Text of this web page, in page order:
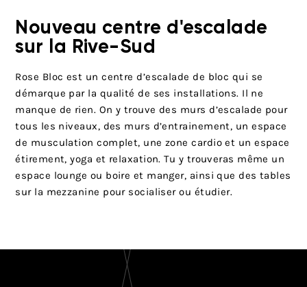
Nouveau centre d'escalade
sur la Rive-Sud
Rose Bloc est un centre d’escalade de bloc qui se
démarque par la qualité de ses installations. Il ne
manque de rien. On y trouve des murs d’escalade pour
tous les niveaux, des murs d’entrainement, un espace
de musculation complet, une zone cardio et un espace
étirement, yoga et relaxation. Tu y trouveras même un
espace lounge ou boire et manger, ainsi que des tables
sur la mezzanine pour socialiser ou étudier.